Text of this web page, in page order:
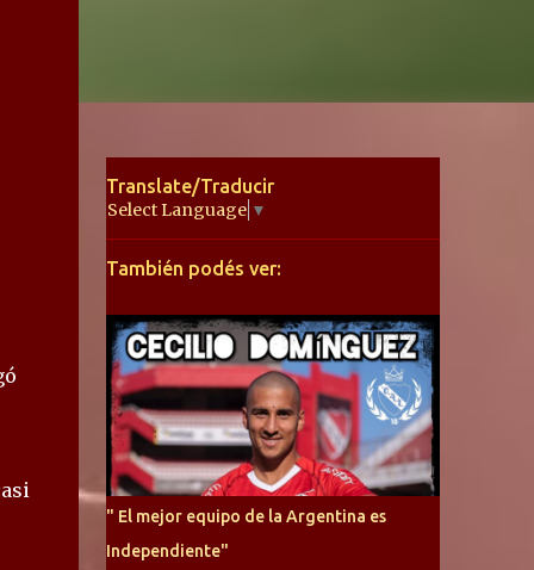
Translate/Traducir
Select Language ▼
También podés ver:
" El mejor equipo de la Argentina es
Independiente"